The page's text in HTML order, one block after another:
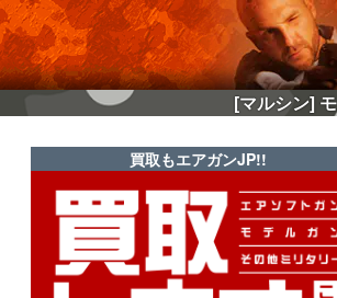
[マルシン]
買取もエアガンJP!!